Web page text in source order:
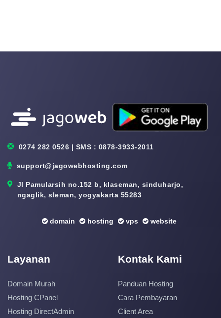
0274 282 0526 | SMS : 0878-3933-2011
support@jagowebhosting.com
Jl Pamularsih no.152 b, klaseman, sinduharjo,
ngaglik, sleman, yogyakarta 55283
domain hosting vps website
Layanan
Domain Murah
Hosting CPanel
Hosting DirectAdmin
Kontak Kami
Panduan Hosting
Cara Pembayaran
Client Area